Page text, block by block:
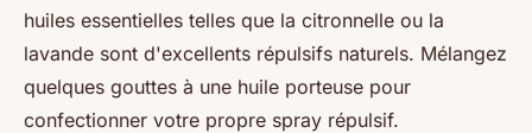
huiles essentielles telles que la citronnelle ou la
lavande sont d'excellents répulsifs naturels. Mélangez
quelques gouttes à une huile porteuse pour
confectionner votre propre spray répulsif.